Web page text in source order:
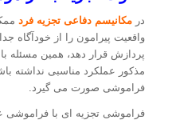
در مکانیسم دفاعی تجزیه فرد
واقعیت پیرامون را از خودآگاه
پردازش قرار دهد، همین مسئله
مذکور عملکرد مناسبی نداشته
فراموشی صورت می گیرد.
فراموشی تجزیه ای با فراموشی